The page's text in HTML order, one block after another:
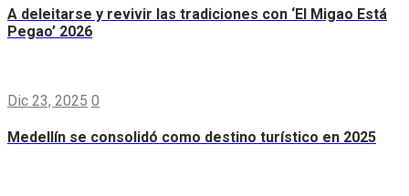
A deleitarse y revivir las tradiciones con ‘El Migao Está
Pegao’ 2026
Dic 23, 2025 0
Medellín se consolidó como destino turístico en 2025